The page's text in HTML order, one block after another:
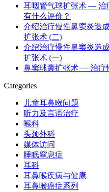
耳咽管气球扩张术 — 治
有什么评价？
介绍治疗慢性鼻窦炎造
扩张术 (二)
介绍治疗慢性鼻窦炎造
扩张术 (一)
鼻窦球囊扩张术 — 治疗
Categories
儿童耳鼻喉问题
听力及言语治疗
喉科
头颈外科
媒体访问
睡眠窒息症
耳科
耳鼻喉疾病与健康
耳鼻喉癌症系列